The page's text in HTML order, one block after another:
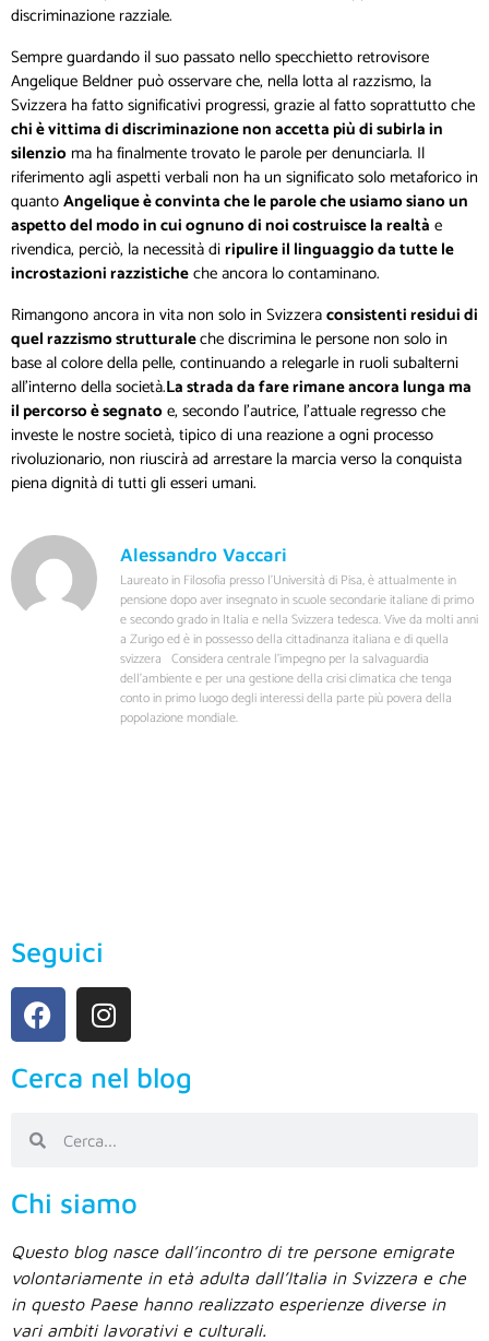
discriminazione razziale.
Sempre guardando il suo passato nello specchietto retrovisore
Angelique Beldner può osservare che, nella lotta al razzismo, la
Svizzera ha fatto significativi progressi, grazie al fatto soprattutto che
chi è vittima di discriminazione non accetta più di subirla in
silenzio ma ha finalmente trovato le parole per denunciarla. Il
riferimento agli aspetti verbali non ha un significato solo metaforico in
quantoAngelique è convinta che le parole che usiamo siano un
aspetto del modo in cui ognuno di noi costruisce la realtà e
rivendica, perciò, la necessità diripulire il linguaggio da tutte le
incrostazioni razzisticheche ancora lo contaminano.
Rimangono ancora in vita non solo in Svizzeraconsistenti residui di
quel razzismo strutturaleche discrimina le persone non solo in
base al colore della pelle, continuando a relegarle in ruoli subalterni
all’interno della società.La strada da fare rimane ancora lunga ma
il percorso è segnatoe, secondo l’autrice, l’attuale regresso che
investe le nostre società, tipico di una reazione a ogni processo
rivoluzionario, non riuscirà ad arrestare la marcia verso la conquista
piena dignità di tutti gli esseri umani.
Alessandro Vaccari
Laureato in Filosofia presso l’Università di Pisa, è attualmente in
pensione dopo aver insegnato in scuole secondarie italiane di primo
e secondo grado in Italia e nella Svizzera tedesca. Vive da molti anni
a Zurigo ed è in possesso della cittadinanza italiana e di quella
svizzera Considera centrale l’impegno per la salvaguardia
dell’ambiente e per una gestione della crisi climatica che tenga
conto in primo luogo degli interessi della parte più povera della
popolazione mondiale.
Seguici
Cerca nel blog
Chi siamo
Questo blog nasce dall’incontro di tre persone emigrate
volontariamente in età adulta dall’Italia in Svizzera e che
in questo Paese hanno realizzato esperienze diverse in
vari ambiti lavorativi e culturali.